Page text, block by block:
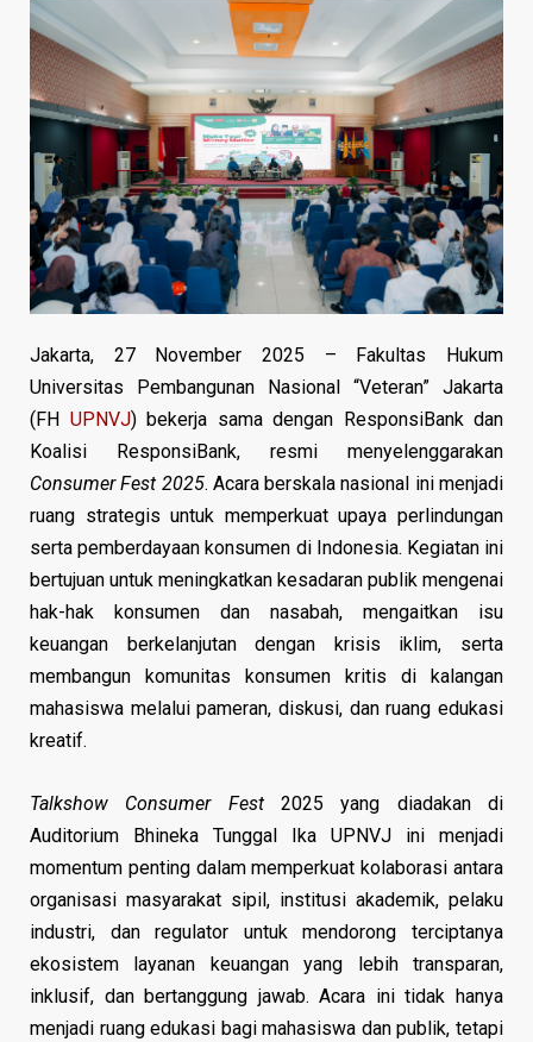
Jakarta, 27 November 2025 – Fakultas Hukum
Universitas Pembangunan Nasional “Veteran” Jakarta
(FH UPNVJ) bekerja sama dengan ResponsiBank dan
Koalisi ResponsiBank, resmi menyelenggarakan
Consumer Fest 2025. Acara berskala nasional ini menjadi
ruang strategis untuk memperkuat upaya perlindungan
serta pemberdayaan konsumen di Indonesia. Kegiatan ini
bertujuan untuk meningkatkan kesadaran publik mengenai
hak-hak konsumen dan nasabah, mengaitkan isu
keuangan berkelanjutan dengan krisis iklim, serta
membangun komunitas konsumen kritis di kalangan
mahasiswa melalui pameran, diskusi, dan ruang edukasi
kreatif.
Talkshow Consumer Fest2025 yang diadakan di
Auditorium Bhineka Tunggal Ika UPNVJ ini menjadi
momentum penting dalam memperkuat kolaborasi antara
organisasi masyarakat sipil, institusi akademik, pelaku
industri, dan regulator untuk mendorong terciptanya
ekosistem layanan keuangan yang lebih transparan,
inklusif, dan bertanggung jawab. Acara ini tidak hanya
menjadi ruang edukasi bagi mahasiswa dan publik, tetapi